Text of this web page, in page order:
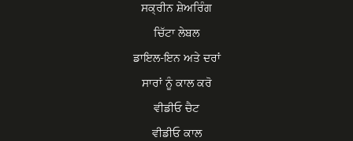
ਸਕ੍ਰੀਨ ਸ਼ੇਅਰਿੰਗ
ਚਿੱਟਾ ਲੇਬਲ
ਡਾਇਲ-ਇਨ ਅਤੇ ਦਰਾਂ
ਸਾਰਾਂ ਨੂੰ ਕਾਲ ਕਰੋ
ਵੀਡੀਓ ਚੈਟ
ਵੀਡੀਓ ਕਾਲ